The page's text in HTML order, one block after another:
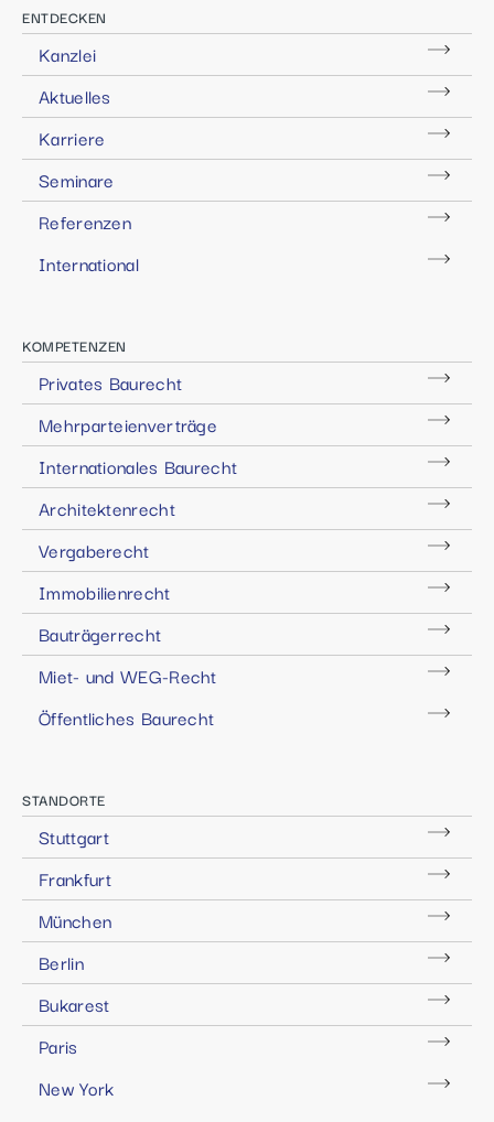
ENTDECKEN
Kanzlei
Aktuelles
Karriere
Seminare
Referenzen
International
KOMPETENZEN
Privates Baurecht
Mehrparteienverträge
Internationales Baurecht
Architektenrecht
Vergaberecht
Immobilienrecht
Bauträgerrecht
Miet- und WEG-Recht
Öffentliches Baurecht
STANDORTE
Stuttgart
Frankfurt
München
Berlin
Bukarest
Paris
New York